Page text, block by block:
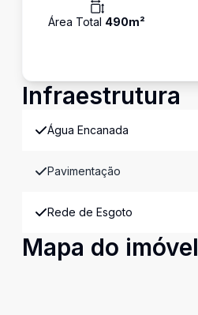
Área Total 490m²
Infraestrutura
Água Encanada
Pavimentação
Rede de Esgoto
Mapa do imóvel